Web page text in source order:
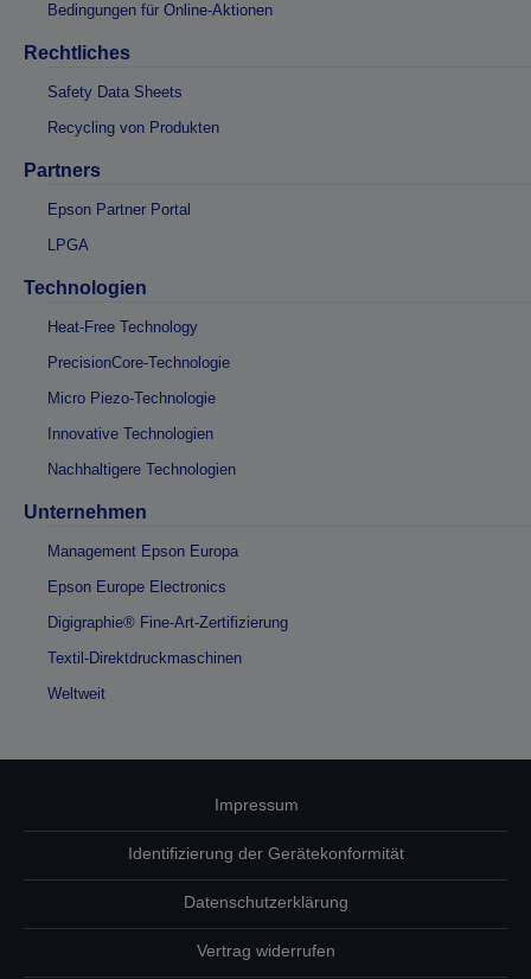
Bedingungen für Online-Aktionen
Rechtliches
Safety Data Sheets
Recycling von Produkten
Partners
Epson Partner Portal
LPGA
Technologien
Heat-Free Technology
PrecisionCore-Technologie
Micro Piezo-Technologie
Innovative Technologien
Nachhaltigere Technologien
Unternehmen
Management Epson Europa
Epson Europe Electronics
Digigraphie® Fine-Art-Zertifizierung
Textil-Direktdruckmaschinen
Weltweit
Impressum
Identifizierung der Gerätekonformität
Datenschutzerklärung
Vertrag widerrufen